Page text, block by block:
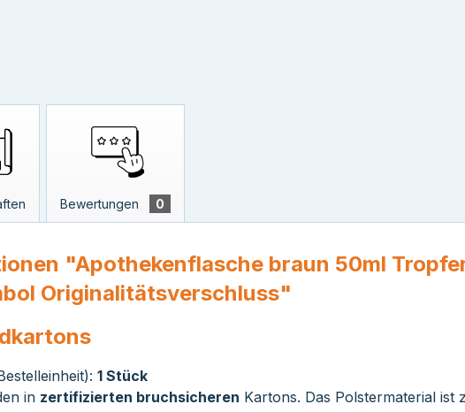
Bewertungen 0
"Apothekenflasche braun 50ml
Originalitätsverschluss"
1 Stück
in zertifizierten bruchsicheren Kartons. Das Polstermaterial ist